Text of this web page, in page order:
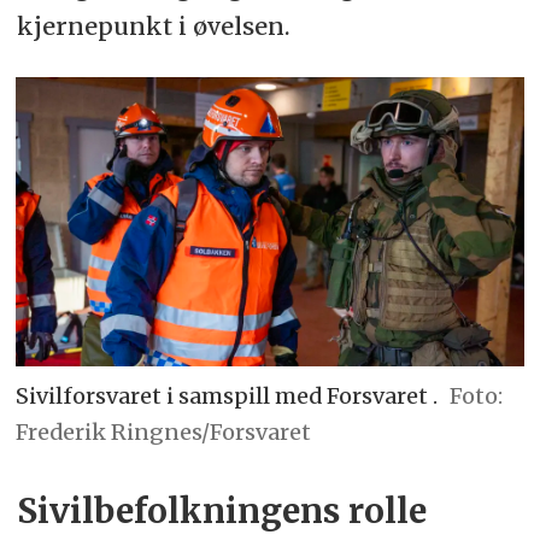
kjernepunkt i øvelsen.
Sivilforsvaret i samspill med Forsvaret .
Frederik Ringnes/Forsvaret
Sivilbefolkningens rolle